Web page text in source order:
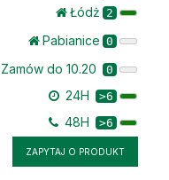
Łódż 2
Pabianice 0
Zamów do 10.20 0
24H >6
48H >6
ZAPYTAJ O PRODUKT